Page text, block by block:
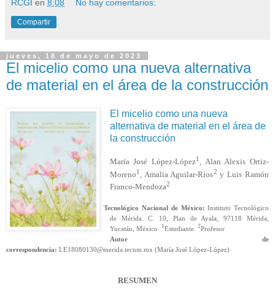
RCGI en 8:08 No hay comentarios:
Compartir
jueves, 18 de mayo de 2023
El micelio como una nueva alternativa
de material en el área de la construcción
El micelio como una nueva
alternativa de material en el área de
la construcción
María José López-López1 , Alan Alexis Ortiz-
Moreno1 , Amalia Aguilar-Ríos2 y Luis Ramón
Franco-Mendoza2
Tecnológico Nacional de México: Instituto Tecnológico
de Mérida. C. 10, Plan de Ayala, 97118 Mérida,
Yucatán, México. 1Estudiante. 2Profesor
Autor de
correspondencia: LE18080130@merida.tecnm.mx (María José López-López)
RESUMEN